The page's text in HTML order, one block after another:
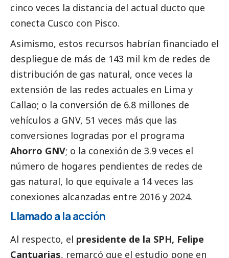
cinco veces la distancia del actual ducto que
conecta Cusco con Pisco.
Asimismo, estos recursos habrían financiado el
despliegue de más de 143 mil km de redes de
distribución de gas natural, once veces la
extensión de las redes actuales en Lima y
Callao; o la conversión de 6.8 millones de
vehículos a GNV, 51 veces más que las
conversiones logradas por el programa
Ahorro GNV; o la conexión de 3.9 veces el
número de hogares pendientes de redes de
gas natural, lo que equivale a 14 veces las
conexiones alcanzadas entre 2016 y 2024.
Llamado a la acción
Al respecto, el presidente de la SPH, Felipe
Cantuarias, remarcó que el estudio pone en